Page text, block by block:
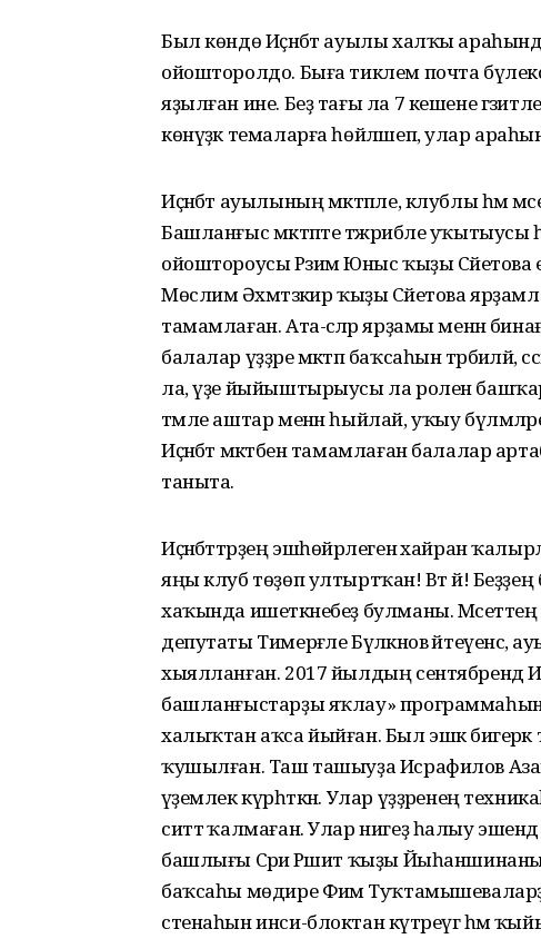
Был көндө Иҫәнбәт ауылы халҡы
ойошторолдо. Быға тиклем почта
яҙылған ине. Беҙ тағы ла 7 кешене
көнүҙәк темаларға һөйләшеп, улар
Иҫәнбәт ауылының мәктәпле, клублы һәм
Башланғыс мәктәпте тәжрибәле
ойоштороусы Рәзимә Юныс ҡыҙы Сәйетова
Мөслимә Әхмәтзәкир ҡыҙы Сәйетова
тамамлаған. Ата-әсәләр ярҙамы менән
балалар үҙҙәре мәктәп баҡсаһын тәрбиәләй,
ла, үҙе йыйыштырыусы ла ролен
тәмле аштар менән һыйлай, уҡыу
Иҫәнбәт мәктәбен тамамлаған балалар
таныта.
Иҫәнбәттәрҙең эшһөйәрлегенә хайран
яңы клуб төҙөп ултыртҡан! Вәт әй!
хаҡында ишеткәнебеҙ булманы.
депутаты Тимерғәле Бүләкәнов
хыялланған. 2017 йылдың сентябрендә
башланғыстарҙы яҡлау»
халыҡтан аҡса йыйған. Был эшкә бигерәк
ҡушылған. Таш ташыуҙа Исрафилов
әүҙемлек күрһәткән. Улар үҙҙәренең
ситтә ҡалмаған. Улар нигеҙ һалыу
башлығы Сәриә Рәшит ҡыҙы
баҡсаһы мөдире Фәимә
стенаһын инси-блоктан күтәреүгә һәм